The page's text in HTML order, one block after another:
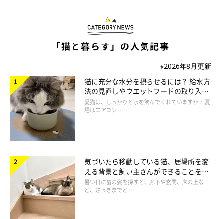
「猫と暮らす」の人気記事
※2026年8月更新
猫に充分な水分を摂らせるには？ 給水方
法の見直しやウエットフードの取り入れ
方を解説
愛猫は、しっかりと水を飲んでくれていますか？ 夏
場はエアコン …
気づいたら移動している猫、居場所を変
える背景と飼い主さんができることを獣
医師が解説
暑い日に猫の姿を探すと、廊下や玄関、床の上な
ど、さっきまでと …